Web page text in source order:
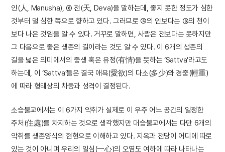
인(人, Manusha), ⑥ 천(天, Deva)을 말하는데, 좋지 못한 정도가 심한
것부터 덜 심한 쪽으로 향하고 있다. 그러므로 ⑤의 인보다는 ⑥의 천이
보다 나은 것임을 알 수 있다. 거꾸로 말하면, 사람은 천보다는 못하지만
그 다음으로 좋은 생존의 길이라는 것도 알 수 있다. 이 6개의 생존의
길을 넓은 의미에서의 중생 혹은 유정(有情)을 뜻하는 ‘Sattva’라고도
하는데, 이 ‘Sattva’들은 결국 애욕(愛欲)의 다소(多少)와 경중(輕重)
에 따라 형태상의 차등과 성격이 결정된다.
소승불교에서는 이 6가지 악취가 실제로 이 우주 어느 공간의 일정한
주처(住處)를 차지하는 것으로 생각했지만 대승불교에서는 다만 6개의
악취를 생존양식의 현현으로 이해하고 있다. 지옥과 천당이 어디에 따로
있는 것이 아니며 우리의 일심(一心)의 오염도 여하에 따라 나타나는